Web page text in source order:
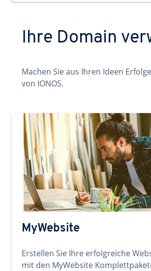
Ihre Domain
Machen Sie aus Ihren Ideen
von IONOS.
MyWebsite
Erstellen Sie Ihre erfolgreiche
mit den MyWebsite